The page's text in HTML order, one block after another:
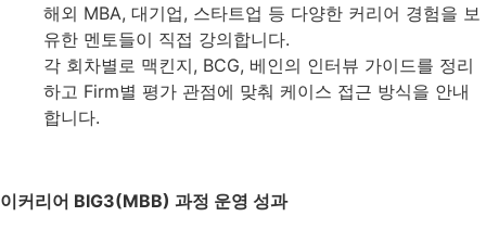
해외 MBA, 대기업, 스타트업 등 다양한 커리어 경험을 보
유한 멘토들이 직접 강의합니다.
각 회차별로 맥킨지, BCG, 베인의 인터뷰 가이드를 정리
하고 Firm별 평가 관점에 맞춰 케이스 접근 방식을 안내
합니다.
이커리어 BIG3(MBB) 과정 운영 성과